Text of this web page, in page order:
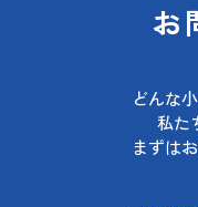
お
どんな
私た
まずは